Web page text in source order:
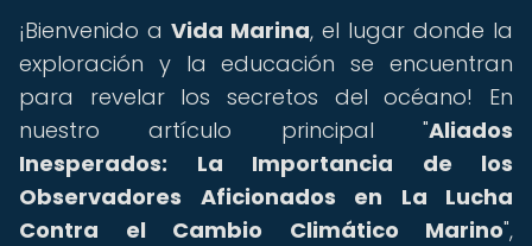
¡Bienvenido a Vida Marina, el lugar donde la
exploración y la educación se encuentran
para revelar los secretos del océano! En
nuestro artículo principal "Aliados
Inesperados: La Importancia de los
Observadores Aficionados en La Lucha
Contra el Cambio Climático Marino",